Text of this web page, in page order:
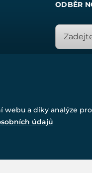
ODBĚR
by reCAPTCHA.
webu a díky analýze
údajů